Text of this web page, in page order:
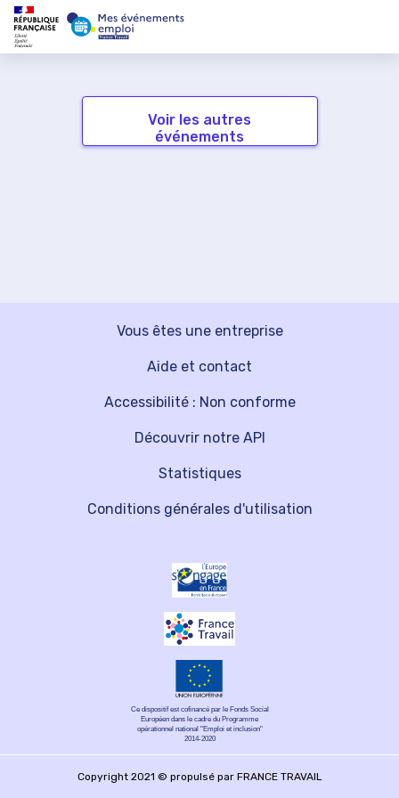
Voir les autres
événements
Vous êtes une entreprise
Découvrir notre API
Aide et contact
Statistiques
Accessibilité : Non conforme
Conditions générales d'utilisation
Ce dispositif est cofinancé par le Fonds Social
Européen dans le cadre du Programme
opérationnel national "Emploi et inclusion"
2014-2020
Copyright 2021 © propulsé par FRANCE TRAVAIL